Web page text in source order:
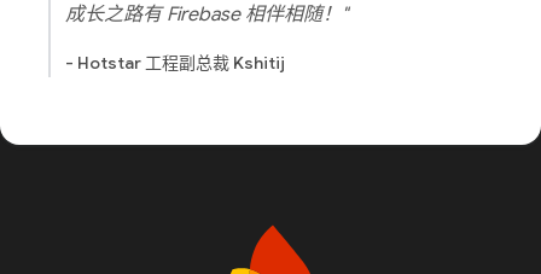
成长之路有 Firebase 相伴相随！"
- Hotstar 工程副总裁 Kshitij